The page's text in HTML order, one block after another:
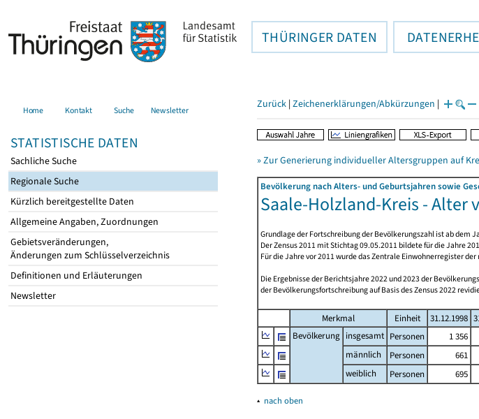
THÜRINGER DATEN
Home Kontakt Suche Newsletter
STATISTISCHE DATEN
Sachliche Suche
Regionale Suche
Kürzlich bereitgestellte Daten
Allgemeine Angaben, Zuordnungen
Gebietsveränderungen,
Änderungen zum Schlüsselverzeichnis
Definitionen und Erläuterungen
Newsletter
Zurück | Zeichenerklärungen/Abkürzungen |
» Zur Generierung individueller Altersgruppen auf
Bevölkerung nach Alters- und Geburtsjahren sowie
Saale-Holzland-Kreis - Alter
Grundlage der Fortschreibung der Bevölkerungszahl ist ab dem
Der Zensus 2011 mit Stichtag 09.05.2011 bildete für die Jahre
Für die Jahre vor 2011 wurde das Zentrale Einwohnerregister
Die Ergebnisse der Berichtsjahre 2022 und 2023 der
der Bevölkerungsfortschreibung auf Basis des Zensus 2022
Merkmal Einheit 31.12.1998
Bevölkerung insgesamt Personen 1 356
männlich
Personen 661
weiblich
Personen 695
▴ nach oben